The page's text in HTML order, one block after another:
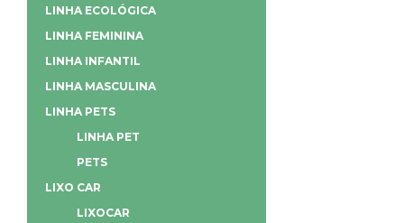
LINHA ECOLÓGICA
LINHA FEMININA
LINHA INFANTIL
LINHA MASCULINA
LINHA PETS
LINHA PET
PETS
LIXO CAR
LIXOCAR